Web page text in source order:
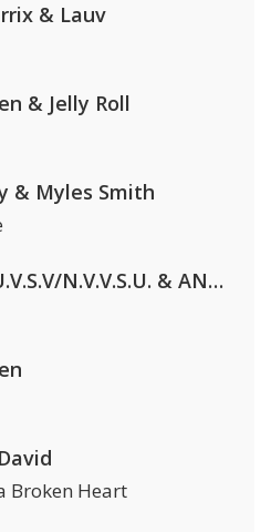
& Lauv
& Jelly Roll
& Myles Smith
Lustrum U.V.S.V/N.V.V.S.U. & ANNO ONS & Jopke van Dobbenburgh & Roeland Beelen
Broken Heart